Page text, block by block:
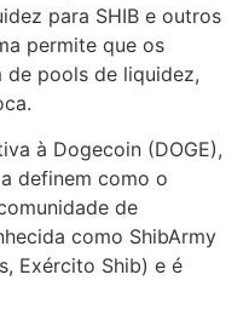
para SHIB e outros
permite que os
de pools de liquidez,
à Dogecoin (DOGE),
definem como o
de
como ShibArmy
Exército Shib) e é